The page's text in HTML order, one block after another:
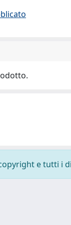
e tutti i